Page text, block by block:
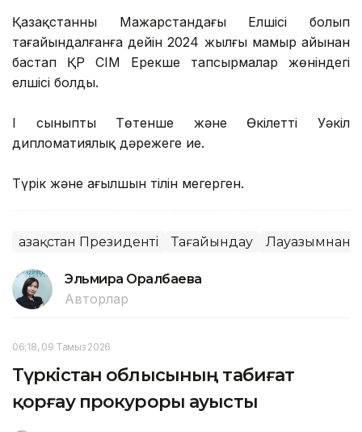
Қазақстанның Мажарстандағы Елшісі болып
тағайындалғанға дейін 2024 жылғы мамыр айынан
бастап ҚР СІМ Ерекше тапсырмалар жөніндегі
елшісі болды.
І сыныпты Төтенше және Өкілетті Уәкіл
дипломатиялық дәрежеге ие.
Түрік және ағылшын тілін меңгерген.
Қазақстан Президенті Тағайындау Лауазымнан
Эльмира Оралбаева
Авторлар
06:18, 09 Тамыз 2026
Түркістан облысының табиғат
қорғау прокуроры ауысты